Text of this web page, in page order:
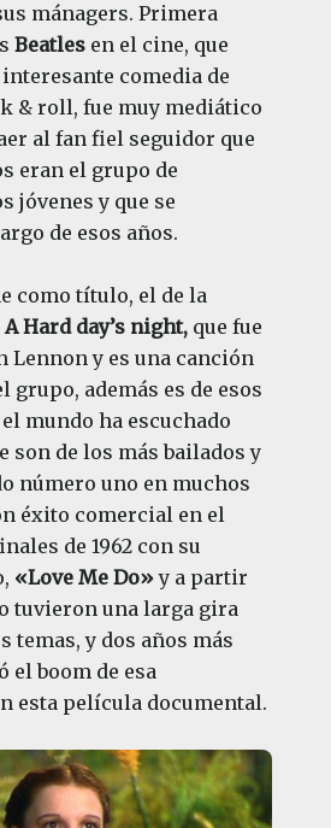
mánagers. Primera
Beatlesen el cine, que
comedia de
& roll, fue muy mediático
al fan fiel seguidor que
eran el grupo de
jóvenes y que se
de esos años.
como título, el de la
A Hard day’s night,que fue
Lennon y es una canción
grupo, además es de esos
mundo ha escuchado
son de los más bailados y
número uno en muchos
éxito comercial en el
de 1962 con su
«Love Me Do»y a partir
tuvieron una larga gira
temas, y dos años más
el boom de esa
esta película documental.